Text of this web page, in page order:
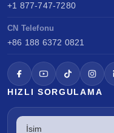
+1 877-747-7280
CN Telefonu
+86 188 6372 0821
HIZLI SORGULAMA